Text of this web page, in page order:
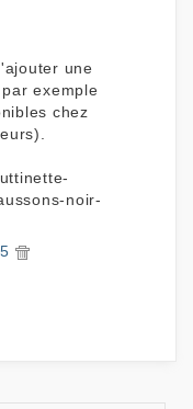
une
exemple
chez
noir-